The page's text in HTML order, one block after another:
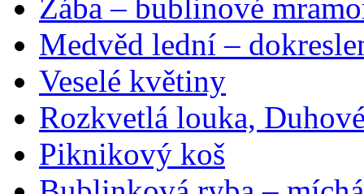
Žába – bublinové
Medvěd lední –
Veselé květiny
Rozkvetlá louka,
Piknikový koš